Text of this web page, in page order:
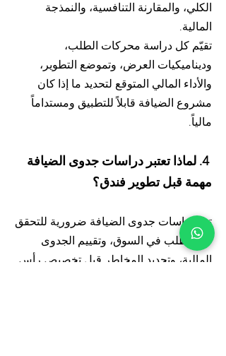
الكلي، والمقارنة التنافسية، والنمذجة
المالية.
تقيّم كل دراسة محركات الطلب،
وديناميكيات العرض، وتموضع التطوير،
والأداء المالي المتوقع لتحديد ما إذا كان
مشروع الضيافة قابلاً للتطبيق ومستداماً
مالياً.
4. لماذا تعتبر دراسات جدوى الضيافة
مهمة قبل تطوير فندق؟
تعد دراسات جدوى الضيافة ضرورية للتحقق
من الطلب في السوق، وتقييم الجدوى
المالية، وتحديد المخاطر قبل تخصيص رأس